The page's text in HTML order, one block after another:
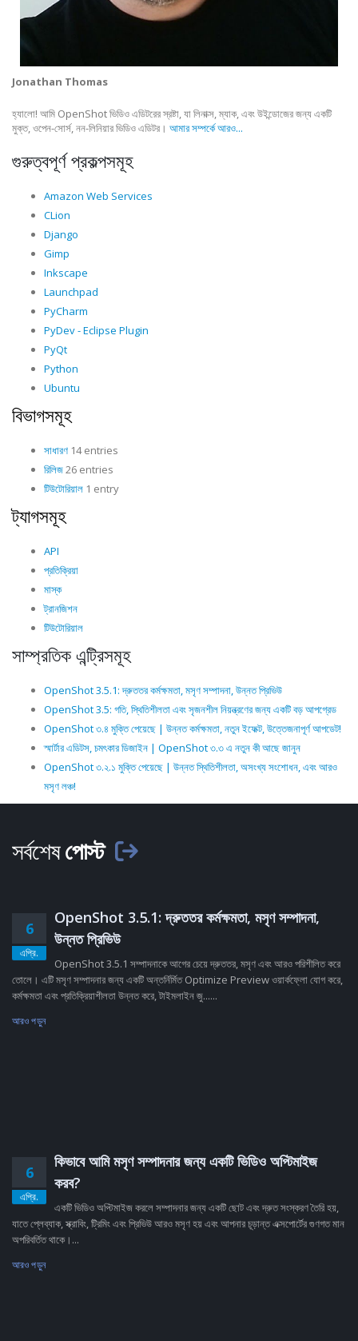
Jonathan Thomas
হ্যালো! আমি OpenShot ভিডিও এডিটরের স্রষ্টা, যা লিনাক্স, ম্যাক, এবং উইন্ডোজের জন্য একটি
মুক্ত, ওপেন-সোর্স, নন-লিনিয়ার ভিডিও এডিটর। আমার সম্পর্কে আরও...
গুরুত্বপূর্ণ প্রকল্পসমূহ
Amazon Web Services
CLion
Django
Gimp
Inkscape
Launchpad
PyCharm
PyDev - Eclipse Plugin
PyQt
Python
Ubuntu
বিভাগসমূহ
সাধারণ 14 entries
রিলিজ26 entries
টিউটোরিয়াল 1 entry
ট্যাগসমূহ
API
প্রতিক্রিয়া
মাস্ক
ট্রানজিশন
টিউটোরিয়াল
সাম্প্রতিক এন্ট্রিসমূহ
OpenShot 3.5.1: দ্রুততর কর্মক্ষমতা, মসৃণ সম্পাদনা, উন্নত প্রিভিউ
OpenShot 3.5: গতি, স্থিতিশীলতা এবং সৃজনশীল নিয়ন্ত্রণের জন্য একটি বড় আপগ্রেড
OpenShot ৩.৪ মুক্তি পেয়েছে | উন্নত কর্মক্ষমতা, নতুন ইফেক্ট, উত্তেজনাপূর্ণ আপডেট!
স্মার্টার এডিটস, চমৎকার ডিজাইন | OpenShot ৩.৩ এ নতুন কী আছে জানুন
OpenShot ৩.২.১ মুক্তি পেয়েছে | উন্নত স্থিতিশীলতা, অসংখ্য সংশোধন, এবং আরও
মসৃণ লঞ্চ!
সর্বশেষপোস্ট
6
এপ্রি.
OpenShot 3.5.1: দ্রুততর কর্মক্ষমতা, মসৃণ সম্পাদনা,
উন্নত প্রিভিউ
OpenShot 3.5.1 সম্পাদনাকে আগের চেয়ে দ্রুততর, মসৃণ এবং আরও পরিশীলিত করে
তোলে। এটি মসৃণ সম্পাদনার জন্য একটি অন্তর্নির্মিত Optimize Preview ওয়ার্কফ্লো যোগ করে,
কর্মক্ষমতা এবং প্রতিক্রিয়াশীলতা উন্নত করে, টাইমলাইন জু......
আরও পড়ুন
6
এপ্রি.
কিভাবে আমি মসৃণ সম্পাদনার জন্য একটি ভিডিও অপ্টিমাইজ
করব?
একটি ভিডিও অপ্টিমাইজ করলে সম্পাদনার জন্য একটি ছোট এবং দ্রুত সংস্করণ তৈরি হয়,
যাতে প্লেব্যাক, স্ক্রাবিং, ট্রিমিং এবং প্রিভিউ আরও মসৃণ হয় এবং আপনার চূড়ান্ত এক্সপোর্টের গুণগত মান
অপরিবর্তিত থাকে।...
আরও পড়ুন